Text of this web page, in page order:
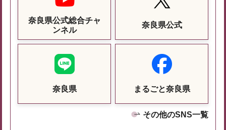
奈良県公式総合チャ
ンネル
奈良県公式
奈良県 まるごと奈良県
その他のSNS一覧